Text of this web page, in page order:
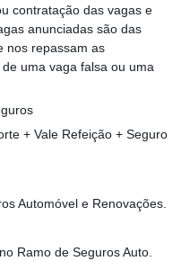
contratação das vagas e
anunciadas são das
nos repassam as
uma vaga falsa ou uma
+ Vale Refeição + Seguro
Automóvel e Renovações.
Ramo de Seguros Auto.